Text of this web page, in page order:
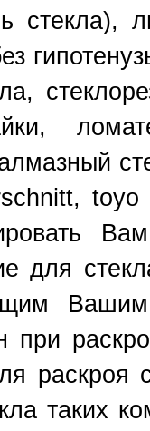
стекла),
для
при
раскроя
таких